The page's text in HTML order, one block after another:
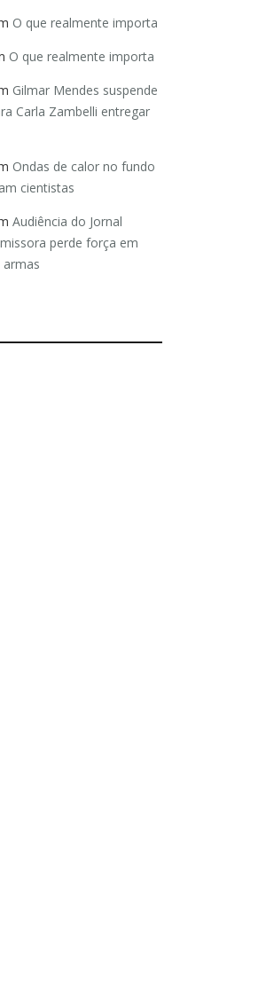
O que realmente importa
O que realmente importa
Gilmar Mendes suspende
Carla Zambelli entregar
Ondas de calor no fundo
cientistas
Audiência do Jornal
perde força em
armas